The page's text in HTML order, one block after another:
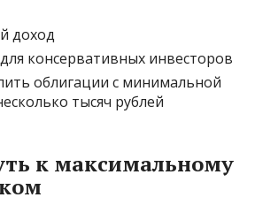
доход
консервативных инвесторов
облигации с минимальной
тысяч рублей
к максимальному